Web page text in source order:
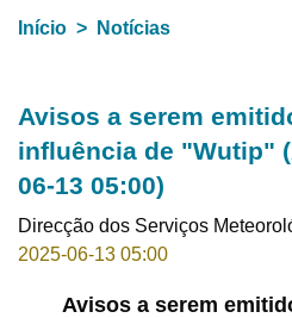
Início
Notícias
Avisos a serem
influência de "Wutip"
06-13 05:00)
Direcção dos Serviços
2025-06-13 05:00
Avisos a serem